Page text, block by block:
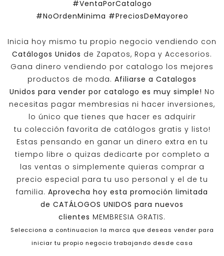
#VentaPorCatalogo
#NoOrdenMinima #PreciosDeMayoreo
Inicia hoy mismo tu propio negocio vendiendo con
Catálogos Unidos de Zapatos, Ropa y Accesorios.
Gana dinero vendiendo por catalogo los mejores
productos de moda. Afiliarse a Catalogos
Unidos para vender por catalogo es muy simple! No
necesitas pagar membresias ni hacer inversiones,
lo único que tienes que hacer es adquirir
tu colección favorita de catálogos gratis y listo!
Estas pensando en ganar un dinero extra en tu
tiempo libre o quizas dedicarte por completo a
las ventas o simplemente quieras comprar a
precio especial para tu uso personal y el de tu
familia. Aprovecha hoy esta promoción limitada
de CATÁLOGOS UNIDOS para nuevos
clientes MEMBRESIA GRATIS.
Selecciona a continuacion la marca que deseas vender para
iniciar tu propio negocio trabajando desde casa